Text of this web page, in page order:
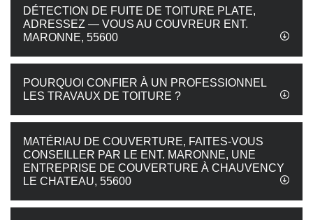
DÉTECTION DE FUITE DE TOITURE PLATE,
ADRESSEZ — VOUS AU COUVREUR ENT.
MARONNE, 55600
POURQUOI CONFIER À UN PROFESSIONNEL
LES TRAVAUX DE TOITURE ?
MATÉRIAU DE COUVERTURE, FAITES-VOUS
CONSEILLER PAR LE ENT. MARONNE, UNE
ENTREPRISE DE COUVERTURE À CHAUVENCY
LE CHATEAU, 55600